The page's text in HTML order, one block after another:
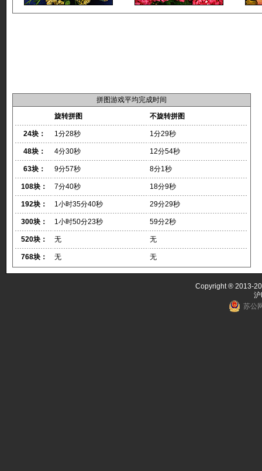
拼图游戏平均完成时间
旋转拼图
不旋转拼图
24块： 1分28秒 1分29秒
48块： 4分30秒 12分54秒
63块： 9分57秒 8分1秒
108块： 7分40秒 18分9秒
192块： 1小时35分40秒 29分29秒
300块： 1小时50分23秒 59分2秒
520块： 无 无
768块： 无 无
Copyright ® 2013-
苏公